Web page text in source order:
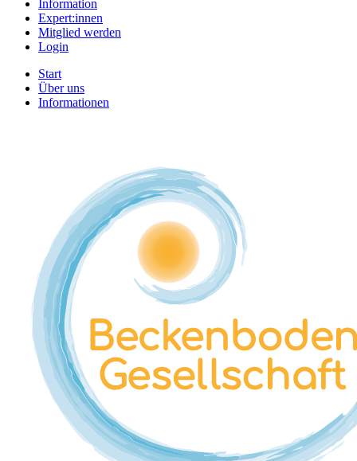
Information
Expert:innen
Mitglied werden
Login
Start
Über uns
Informationen